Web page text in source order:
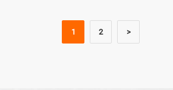
1 2 >